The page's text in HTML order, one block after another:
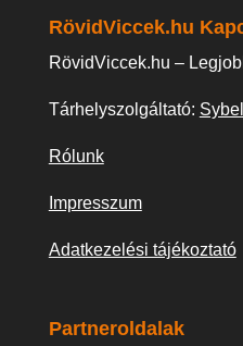
RövidViccek.hu
RövidViccek.hu –
Tárhelyszolgáltató:
Rólunk
Impresszum
Adatkezelési tájékoztató
Partneroldalak